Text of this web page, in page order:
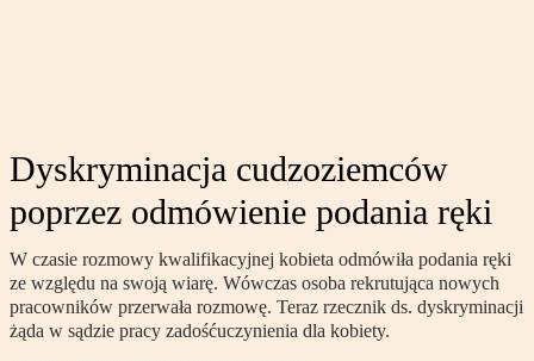
Dyskryminacja cudzoziemców
poprzez odmówienie podania ręki
W czasie rozmowy kwalifikacyjnej kobieta odmówiła podania ręki
ze względu na swoją wiarę. Wówczas osoba rekrutująca nowych
pracowników przerwała rozmowę. Teraz rzecznik ds. dyskryminacji
żąda w sądzie pracy zadośćuczynienia dla kobiety.